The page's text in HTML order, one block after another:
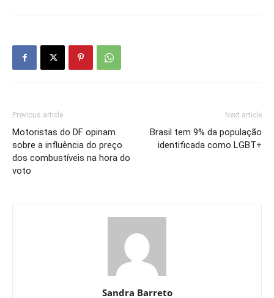
Previous article
Motoristas do DF opinam
sobre a influência do preço
dos combustíveis na hora do
voto
Next article
Brasil tem 9% da população
identificada como LGBT+
Sandra Barreto